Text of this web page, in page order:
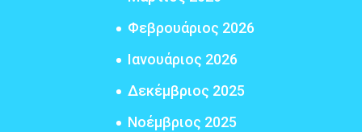
Φεβρουάριος 2026
Ιανουάριος 2026
Δεκέμβριος 2025
Νοέμβριος 2025